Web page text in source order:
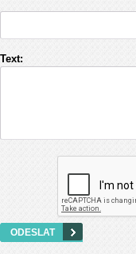
Text: